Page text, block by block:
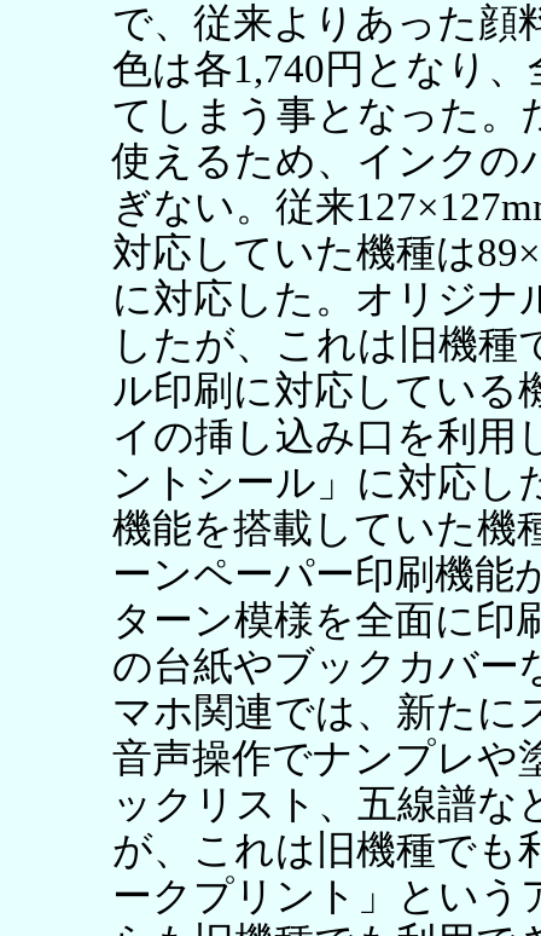
で、従来よりあった顔
色は各1,740円となり
てしまう事となった。
使えるため、インクの
ぎない。従来
対応していた機種は
に対応した。オリジナ
したが、これは旧機種
ル印刷に対応している
イの挿し込み口を利用
ントシール」に対応し
機能を搭載していた機
ーンペーパー印刷機能
ターン模様を全面に印
の台紙やブックカバー
マホ関連では、新たに
音声操作でナンプレや
ックリスト、五線譜な
が、これは旧機種でも
ークプリント」という